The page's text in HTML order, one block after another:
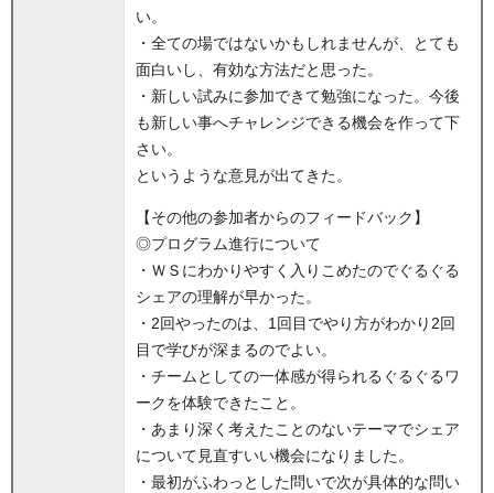
い。
・全ての場ではないかもしれませんが、とても
面白いし、有効な方法だと思った。
・新しい試みに参加できて勉強になった。今後
も新しい事へチャレンジできる機会を作って下
さい。
というような意見が出てきた。
【その他の参加者からのフィードバック】
◎プログラム進行について
・ＷＳにわかりやすく入りこめたのでぐるぐる
シェアの理解が早かった。
・2回やったのは、1回目でやり方がわかり2回
目で学びが深まるのでよい。
・チームとしての一体感が得られるぐるぐるワ
ークを体験できたこと。
・あまり深く考えたことのないテーマでシェア
について見直すいい機会になりました。
・最初がふわっとした問いで次が具体的な問い